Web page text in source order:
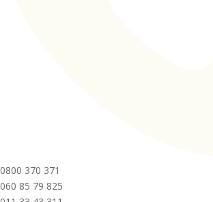
0800 370 371
060 85 79 825